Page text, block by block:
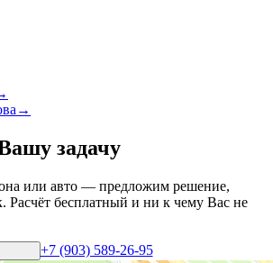
→
задачу
или авто — предложим решение,
Расчёт бесплатный и ни к чему Вас не
+7 (903) 589-26-95